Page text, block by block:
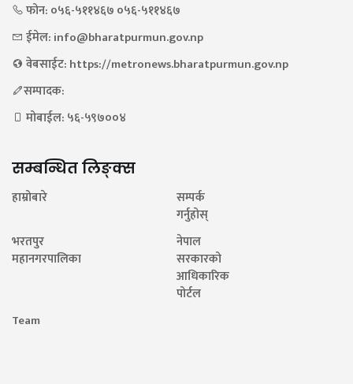
फोन: ०५६-५११४६७ ०५६-५११४६७
ईमेल: info@bharatpurmun.gov.np
वेबसाईट: https://metronews.bharatpurmun.gov.np
सम्पादक:
मोबाईल: ५६-५९७००४
सम्बन्धित लिङ्क्स
हाम्रोबारे
सम्पर्क
गर्नुहोस्
भरतपुर
महानगरपालिका
नेपाल
सरकारको
आधिकारिक
पोर्टल
Team